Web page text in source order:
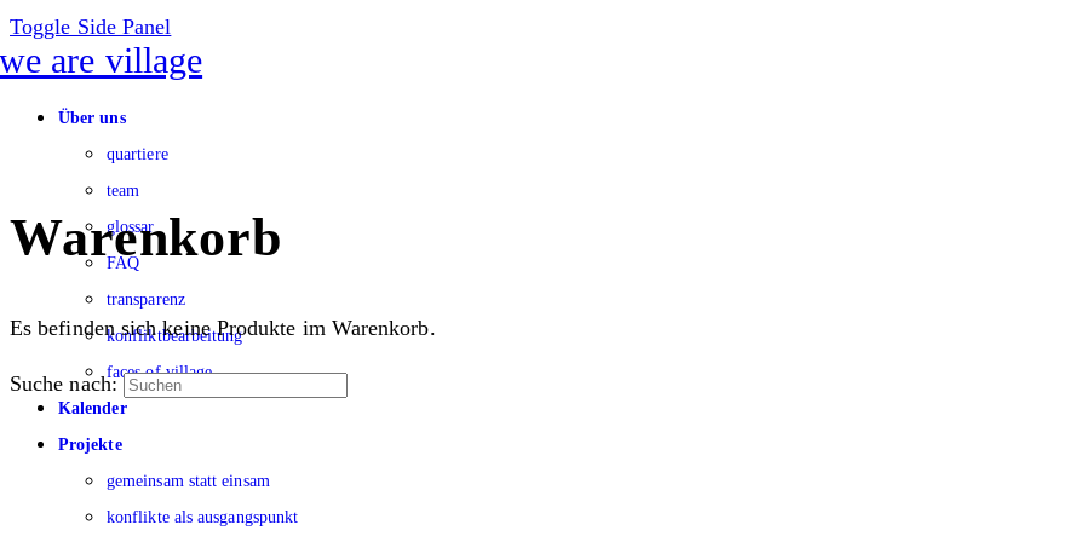
Toggle Side Panel
Über uns
quartiere
team
glossar
FAQ
transparenz
konfliktbearbeitung
faces of village
Kalender
Projekte
gemeinsam statt einsam
konflikte als ausgangspunkt
Warenkorb
Es befinden sich keine Produkte im Warenkorb.
Suche nach: